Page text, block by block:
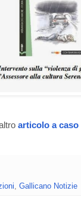
articolo a caso
Gallicano Notizie